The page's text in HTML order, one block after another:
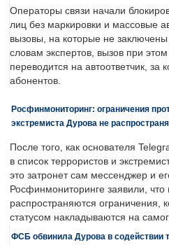
Операторы связи начали
лиц без маркировки и массовые
вызовы, на которые не
словам экспертов, вызов при
переводится на автоответчик, за
абонентов.
Росфинмониторинг: ограничения
экстремиста Дурова не
После того, как основателя
в список террористов и
это затронет сам мессенджер и
Росфинмониторинге заявили, что
распространяются ограничения,
статусом накладываются на
ФСБ обвинила Дурова в содействии